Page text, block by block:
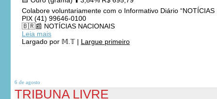
Colabore voluntariamente com o Informativo Diário “NOTÍCIAS
PIX (41) 99646-0100
🇧🇷📰 NOTÍCIAS NACIONAIS
Leia mais
Largado por 𝕄.𝕋 | Largue primeiro
6 de agosto
TRIBUNA LIVRE